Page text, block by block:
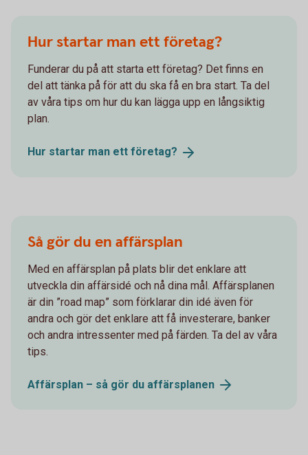
Hur startar man ett företag?
Funderar du på att starta ett företag? Det finns en
del att tänka på för att du ska få en bra start. Ta del
av våra tips om hur du kan lägga upp en långsiktig
plan.
Hur startar man ett företag?
Så gör du en affärsplan
Med en affärsplan på plats blir det enklare att
utveckla din affärsidé och nå dina mål. Affärsplanen
är din ”road map” som förklarar din idé även för
andra och gör det enklare att få investerare, banker
och andra intressenter med på färden. Ta del av våra
tips.
Affärsplan – så gör du affärsplanen